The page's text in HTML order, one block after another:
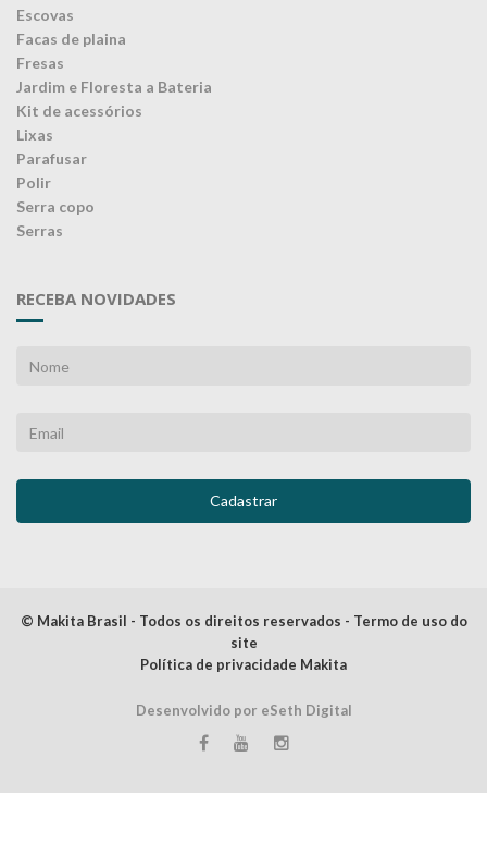
Escovas
Facas de plaina
Fresas
Jardim e Floresta a Bateria
Kit de acessórios
Lixas
Parafusar
Polir
Serra copo
Serras
RECEBA NOVIDADES
© Makita Brasil - Todos os direitos reservados - Termo de uso do
site
Política de privacidade Makita
Desenvolvido por eSeth Digital